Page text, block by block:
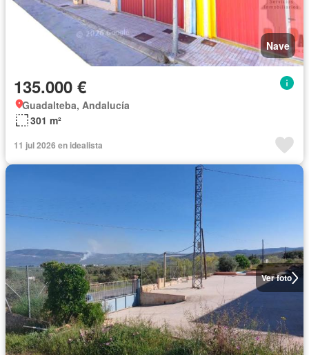
Nave
135.000 €
Guadalteba, Andalucía
301 m²
11 jul 2026 en idealista
Ver foto